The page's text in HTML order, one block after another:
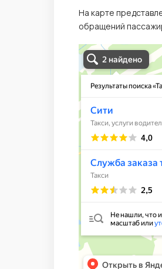
На карте
обращений